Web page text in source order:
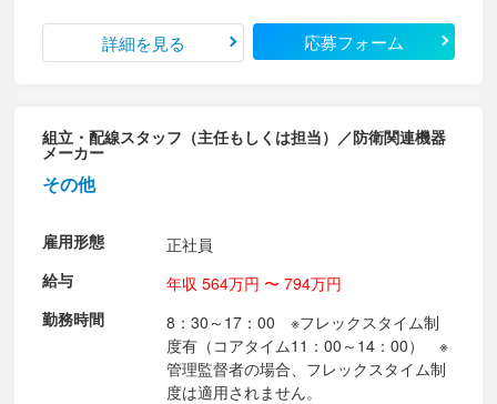
詳細を見る 応募フォーム
組立・配線スタッフ（主任もしくは担当）／防衛関連機器
メーカー
その他
雇用形態
正社員
給与
年収 564万円 〜 794万円
勤務時間
8：30～17：00 ※フレックスタイム制
度有（コアタイム11：00～14：00） ※
管理監督者の場合、フレックスタイム制
度は適用されません。